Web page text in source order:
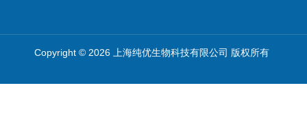
Copyright © 2026 上海纯优生物科技有限公司 版权所有